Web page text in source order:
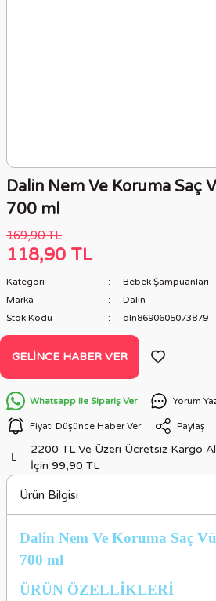
Dalin Nem Ve Koruma Saç
700 ml
169,90 TL
118,90 TL
Kategori
Bebek Şampuanları
Marka
Dalin
Stok Kodu
dln8690605073879
GELINCE HABER VER
Whatsapp ile Sipariş Ver Yorum
Fiyatı Düşünce Haber Ver Paylaş
2200 TL Ve Üzeri Ücretsiz Kargo
İçin 99,90 TL
Ürün Bilgisi
Dalin Nem Ve Koruma Saç
700 ml
ÜRÜN ÖZELLİKLERİ